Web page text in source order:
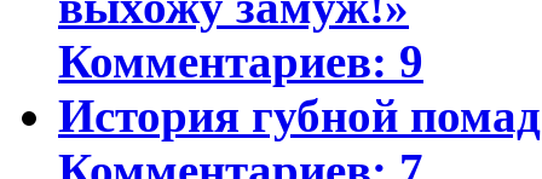
Комментариев: 9
История губной